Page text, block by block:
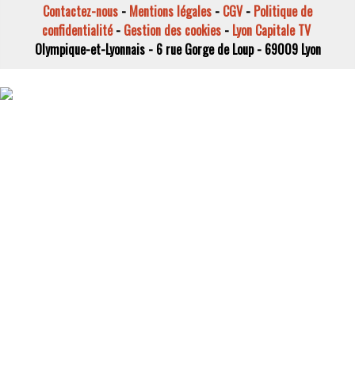
Contactez-nous - Mentions légales - CGV- Politique de
confidentialité- Gestion des cookies- Lyon Capitale TV
Olympique-et-Lyonnais - 6 rue Gorge de Loup - 69009 Lyon